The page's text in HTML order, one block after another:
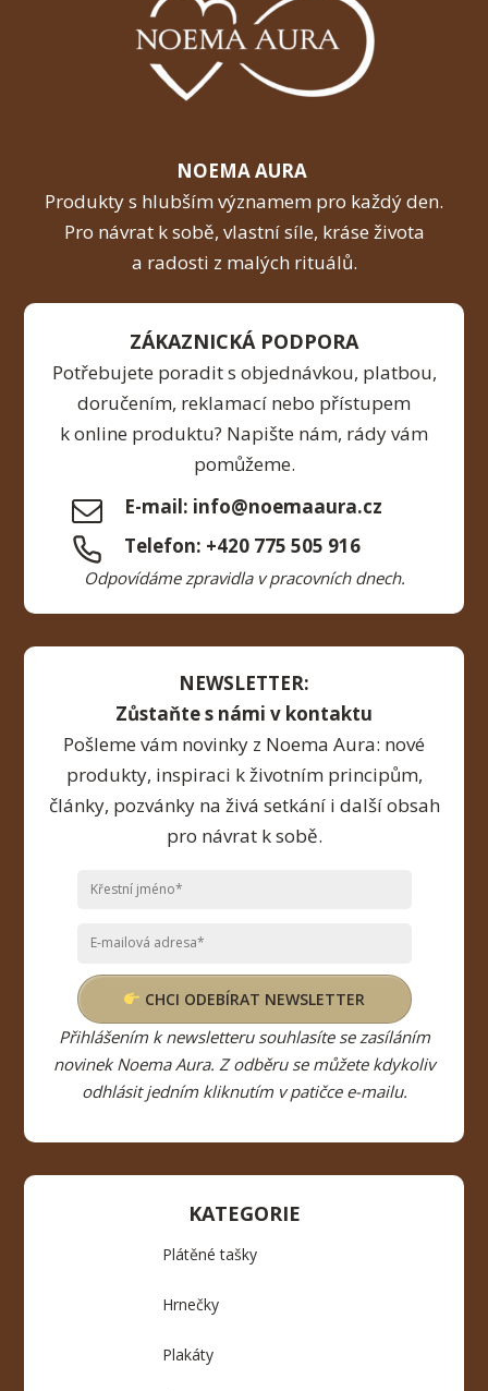
NOEMA AURA
Produkty s hlubším významem pro každý den.
Pro návrat k sobě, vlastní síle, kráse života
a radosti z malých rituálů.
ZÁKAZNICKÁ PODPORA
Potřebujete poradit s objednávkou, platbou,
doručením, reklamací nebo přístupem
k online produktu? Napište nám, rády vám
pomůžeme.
E-mail: info@noemaaura.cz
Telefon: +420 775 505 916
Odpovídáme zpravidla v pracovních dnech.
NEWSLETTER:
Zůstaňte s námi v kontaktu
Pošleme vám novinky z Noema Aura: nové
produkty, inspiraci k životním principům,
články, pozvánky na živá setkání i další obsah
pro návrat k sobě.
CHCI ODEBÍRAT NEWSLETTER
Přihlášením k newsletteru souhlasíte se zasíláním
novinek Noema Aura. Z odběru se můžete kdykoliv
odhlásit jedním kliknutím v patičce e-mailu.
KATEGORIE
Plátěné tašky
Hrnečky
Plakáty